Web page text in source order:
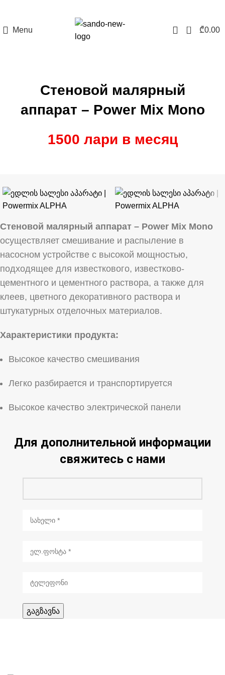
Menu 0 ₾0.00
Стеновой малярный
аппарат – Power Mix Mono
1500 лари в месяц
Стеновой малярный аппарат – Power Mix Mono
осуществляет смешивание и распыление в
насосном устройстве с высокой мощностью,
подходящее для известкового, известково-
цементного и цементного раствора, а также для
клеев, цветного декоративного раствора и
штукатурных отделочных материалов.
Характеристики продукта:
Высокое качество смешивания
Легко разбирается и транспортируется
Высокое качество электрической панели
Для дополнительной информации
свяжитесь с нами